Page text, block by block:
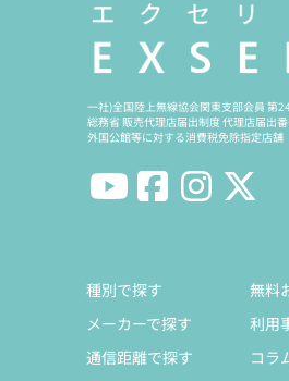
一社)全国陸上無線協会関東支部会員 第
総務省 販売代理店届出制度 代理店届出
外国公館等に対する消費税免除指定店舗
種別で探す
メーカーで探す
通信距離で探す
無料
利用
コラ